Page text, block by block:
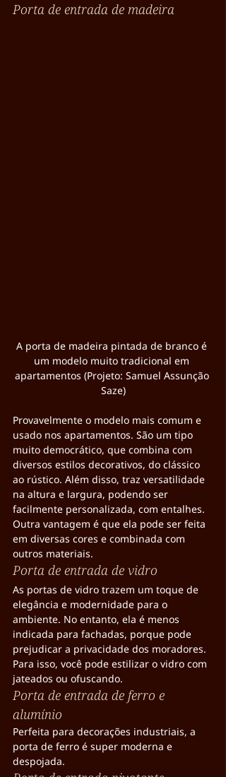
Porta de entrada de madeira
A porta de madeira pintada de branco é
um modelo muito tradicional em
apartamentos (Projeto: Samuel Assunção
Saze)
Provavelmente o modelo mais comum e
usado nos apartamentos. São um tipo
muito democrático, que combina com
diversos estilos decorativos, do clássico
ao rústico. Além disso, traz versatilidade
na altura e largura, podendo ser
facilmente personalizada, com entalhes.
Outra vantagem é que ela pode ser feita
em diversas cores e combinada com
outros materiais.
Porta de entrada de vidro
As portas de vidro trazem um toque de
elegância e modernidade para o
ambiente. No entanto, ela é menos
indicada para fachadas, porque pode
prejudicar a privacidade dos moradores.
Para isso, você pode estilizar o vidro com
jateados ou ofuscando.
Porta de entrada de ferro e
alumínio
Perfeita para decorações industriais, a
porta de ferro é super moderna e
despojada.